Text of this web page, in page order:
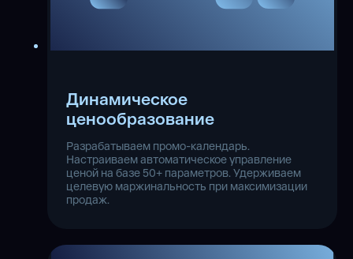
Динамическое
ценообразование
Разрабатываем промо-календарь.
Настраиваем автоматическое управление
ценой на базе 50+ параметров. Удерживаем
целевую маржинальность при максимизации
продаж.